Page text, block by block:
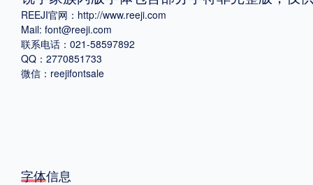
.TTF .OTF
地区
REEJI官网：http://www.reeji.com
Mail: font@reeji.com
联系电话：021-58597892
QQ：2770851733
微信：reejifontsale
字体信息